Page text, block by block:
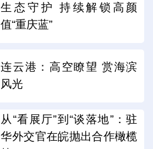
生态守护 持续解锁高颜
值“重庆蓝”
连云港：高空瞭望 赏海滨
风光
从“看展厅”到“谈落地”：驻
华外交官在皖抛出合作橄榄